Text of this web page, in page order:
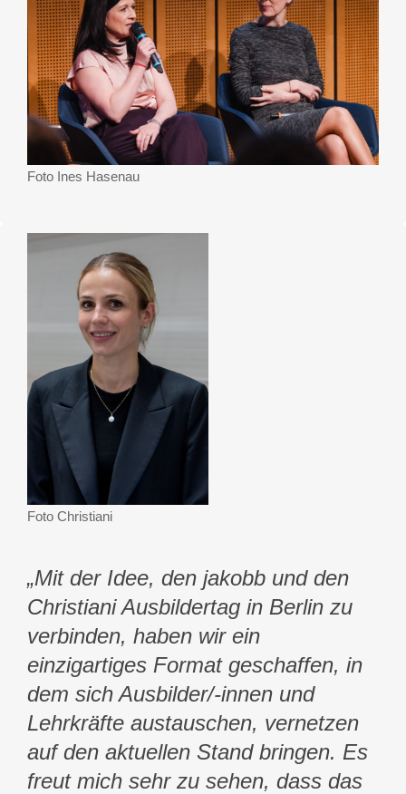
Foto Ines Hasenau
Foto Christiani
„Mit der Idee, den jakobb und den
Christiani Ausbildertag in Berlin zu
verbinden, haben wir ein
einzigartiges Format geschaffen, in
dem sich Ausbilder/-innen und
Lehrkräfte austauschen, vernetzen
auf den aktuellen Stand bringen. Es
freut mich sehr zu sehen, dass das